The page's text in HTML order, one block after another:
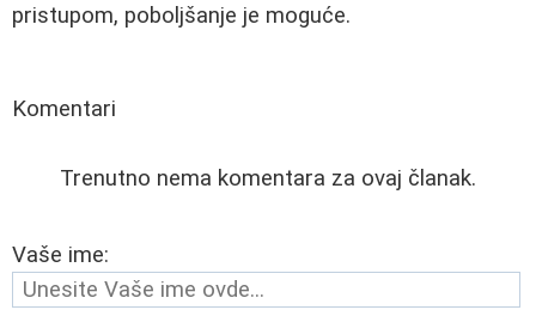
pristupom, poboljšanje je moguće.
Komentari
Trenutno nema komentara za ovaj članak.
Vaše ime: